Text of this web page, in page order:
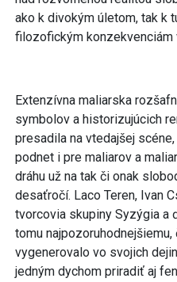
ako k divokým úletom, tak k
filozofickým konzekvenciám
Extenzívna maliarska
symbolov a historizujúcich
presadila na vtedajšej
podnet i pre maliarov a
dráhu už na tak či onak
desaťročí. Laco Teren, Ivan
tvorcovia skupiny Syzýgia a
tomu
vygenerovalo vo svojich
jedným dychom priradiť aj